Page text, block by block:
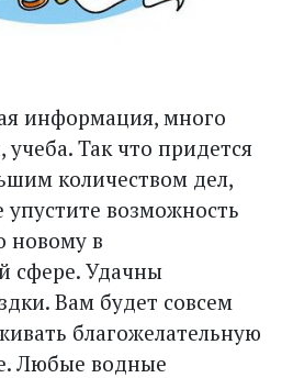
информация, много
Так что придется
количеством дел,
упустите возможность
новому в
сфере. Удачны
Вам будет совсем
благожелательную
Любые водные